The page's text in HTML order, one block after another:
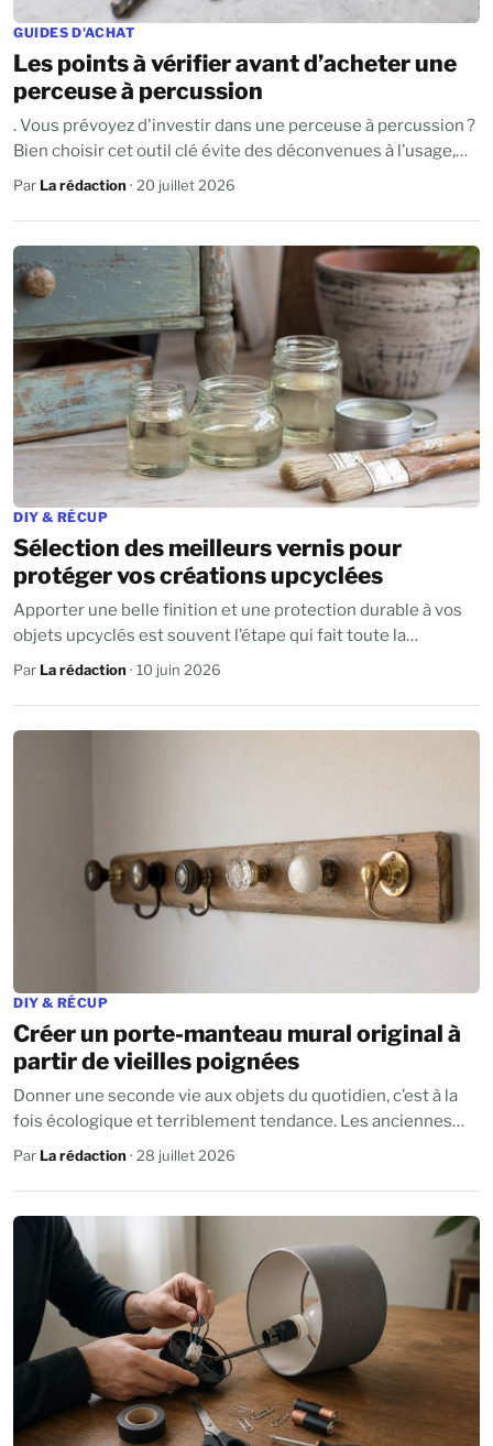
GUIDES D'ACHAT
Les points à vérifier avant d’acheter une
perceuse à percussion
. Vous prévoyez d'investir dans une perceuse à percussion ?
Bien choisir cet outil clé évite des déconvenues à l’usage,
que l’on bricole...
Par La rédaction · 20 juillet 2026
DIY & RÉCUP
Sélection des meilleurs vernis pour
protéger vos créations upcyclées
Apporter une belle finition et une protection durable à vos
objets upcyclés est souvent l’étape qui fait toute la
différence. Que vous...
Par La rédaction · 10 juin 2026
DIY & RÉCUP
Créer un porte-manteau mural original à
partir de vieilles poignées
Donner une seconde vie aux objets du quotidien, c’est à la
fois écologique et terriblement tendance. Les anciennes
poignées de portes, souvent...
Par La rédaction · 28 juillet 2026